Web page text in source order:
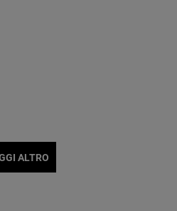
per tornare nella sua
ALTRO